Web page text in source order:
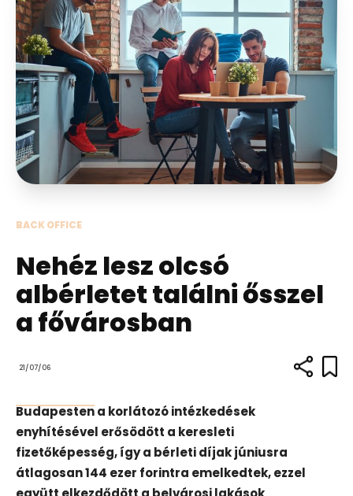
BACK OFFICE
Nehéz lesz olcsó
albérletet találni ősszel
a fővárosban
21/07/06
Budapesten a korlátozó intézkedések
enyhítésével erősödött a keresleti
fizetőképesség, így a bérleti díjak júniusra
átlagosan 144 ezer forintra emelkedtek, ezzel